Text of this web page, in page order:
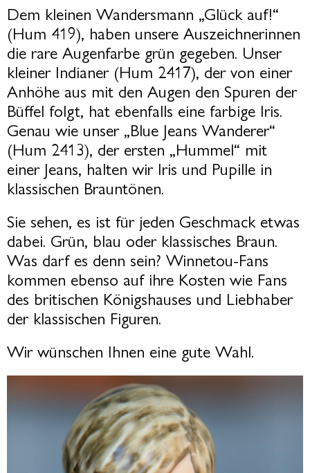
Dem kleinen Wandersmann „Glück auf!“
(Hum 419), haben unsere Auszeichnerinnen
die rare Augenfarbe grün gegeben. Unser
kleiner Indianer (Hum 2417), der von einer
Anhöhe aus mit den Augen den Spuren der
Büffel folgt, hat ebenfalls eine farbige Iris.
Genau wie unser „Blue Jeans Wanderer“
(Hum 2413), der ersten „Hummel“ mit
einer Jeans, halten wir Iris und Pupille in
klassischen Brauntönen.
Sie sehen, es ist für jeden Geschmack etwas
dabei. Grün, blau oder klassisches Braun.
Was darf es denn sein? Winnetou-Fans
kommen ebenso auf ihre Kosten wie Fans
des britischen Königshauses und Liebhaber
der klassischen Figuren.
Wir wünschen Ihnen eine gute Wahl.